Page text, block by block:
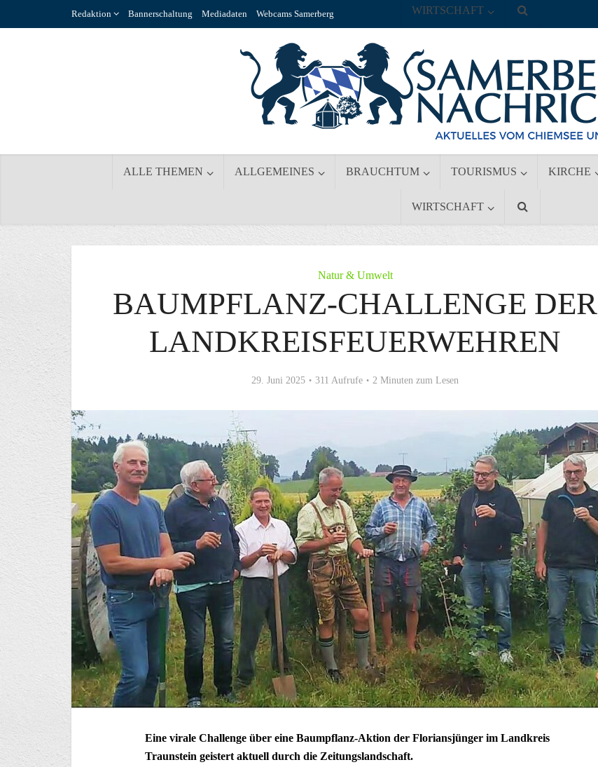
Redaktion Bannerschaltung Mediadaten Webcams Samerberg
ALLE THEMEN ALLGEMEINES BRAUCHTUM TOURISMUS KIRCHE
WIRTSCHAFT
WIRTSCHAFT
Natur & Umwelt
BAUMPFLANZ-CHALLENGE DER
LANDKREISFEUERWEHREN
29. Juni 2025 311 Aufrufe 2 Minuten zum Lesen
Eine virale Challenge über eine Baumpflanz-Aktion der Floriansjünger im Landkreis
Traunstein geistert aktuell durch die Zeitungslandschaft.